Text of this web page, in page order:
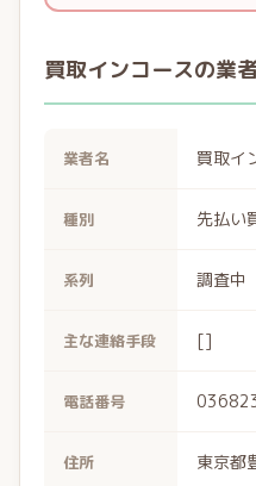
買取インコースの業
業者名 買取イ
種別 先払い
系列 調査中
主な連絡手段 []
電話番号
住所 東京都